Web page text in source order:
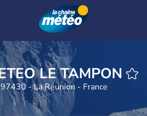
METEO LE TAMPON
97430 - La Réunion - France